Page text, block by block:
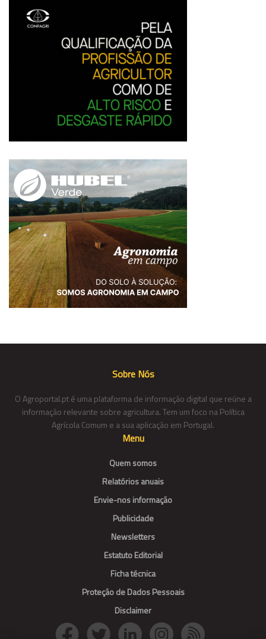
Sobre Nós
O Agroportal.pt é uma plataforma de informação digital que reúne a
informação relevante sobre agricultura. Tem um foco na Política
Agrícola Comum e a sua aplicação em Portugal.
Menu
Quem somos
Relatórios anuais
Envie-nos informação
Publicidade
Newsletters
Estatuto Editorial
Ficha técnica
Proteção de Dados Pessoais
Disclaimer